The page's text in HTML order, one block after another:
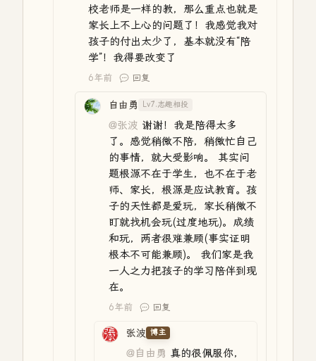
校老师是一样的教，那么重点也就是
家长上不上心的问题了！我感觉我对
孩子的付出太少了，基本就没有“陪
学”！我得要改变了
6年前 回复
自由勇 Lv7.志趣相投
@张波 谢谢！我是陪得太多
了。感觉稍微不陪，稍微忙自己
的事情，就大受影响。 其实问
题根源不在于学生，也不在于老
师、家长，根源是应试教育。孩
子的天性都是爱玩，家长稍微不
盯就找机会玩(过度地玩)。成绩
和玩，两者很难兼顾(事实证明
根本不可能兼顾)。 我们家是我
一人之力把孩子的学习陪伴到现
在。
6年前 回复
张波 博主
@自由勇 真的很佩服你，